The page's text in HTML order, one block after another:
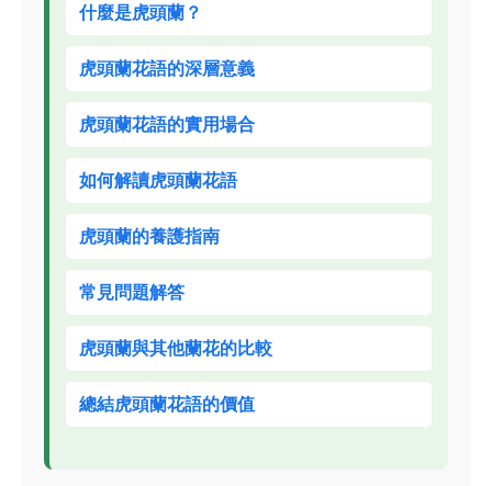
什麼是虎頭蘭？
虎頭蘭花語的深層意義
虎頭蘭花語的實用場合
如何解讀虎頭蘭花語
虎頭蘭的養護指南
常見問題解答
虎頭蘭與其他蘭花的比較
總結虎頭蘭花語的價值